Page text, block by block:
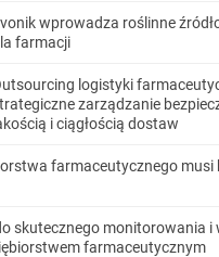
wprowadza roślinne
farmacji
logistyki
zarządzanie
i ciągłością dostaw
farmaceutycznego musi
skutecznego monitorowania i
farmaceutycznym